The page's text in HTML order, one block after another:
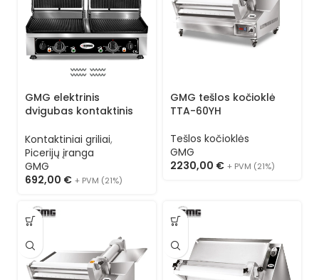
GMG elektrinis
dvigubas kontaktinis
Kontaktiniai griliai,
Picerijų įranga
GMG
692,00 € + PVM (21%)
GMG tešlos kočioklė
TTA-60YH
Tešlos kočioklės
GMG
2230,00 € + PVM (21%)